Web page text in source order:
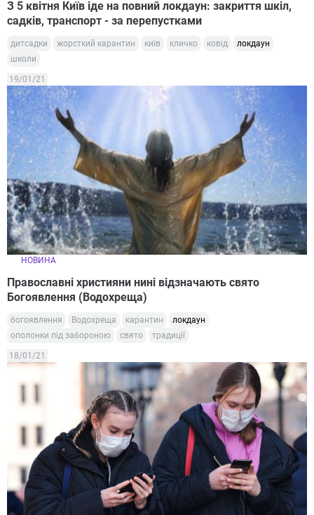
З 5 квітня Київ іде на повний локдаун: закриття шкіл,
садків, транспорт - за перепустками
дитсадки жорсткий карантин київ кличко ковід
локдаун
школи
19/01/21
НОВИНА
Православні християни нині відзначають свято
Богоявлення (Водохреща)
богоявлення Водохреща карантин
локдаун
ополонки під забороною
свято традиції
18/01/21